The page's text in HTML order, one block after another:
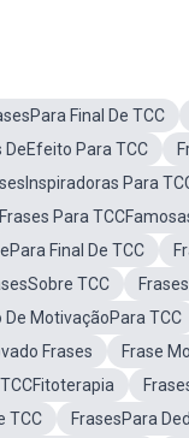
Final De TCC
DeEfeito Para TCC
Para
Frases Para
Final De TCC
TCC
De MotivaçãoPara TCC
Frases Frase
TCC
FrasesPara